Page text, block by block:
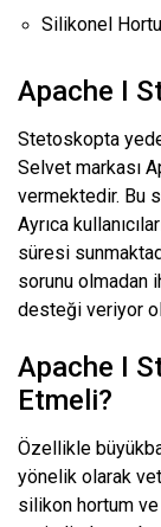
Silikonel
Apache I
Stetoskopta
Selvet markası
vermektedir. Bu
Ayrıca
süresi
sorunu olmadan
desteği veriyor
Apache I
Etmeli?
Özellikle
yönelik olarak
silikon hortum